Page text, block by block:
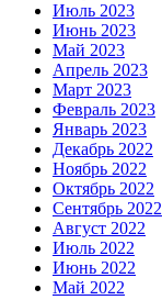
Июль 2023
Июнь 2023
Май 2023
Апрель 2023
Март 2023
Февраль 2023
Январь 2023
Декабрь 2022
Ноябрь 2022
Октябрь 2022
Сентябрь 2022
Август 2022
Июль 2022
Июнь 2022
Май 2022